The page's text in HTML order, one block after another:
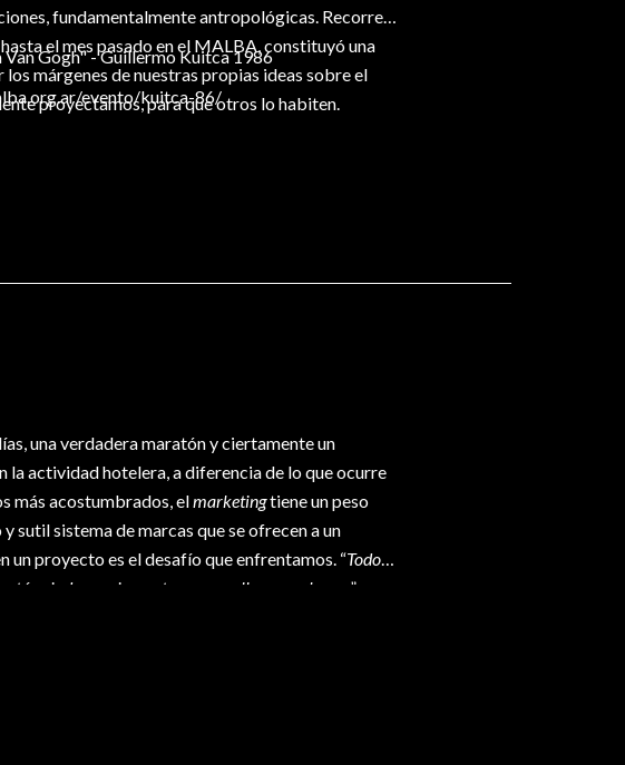
fundamentalmente antropológicas. Recorrer
el mes pasado en el MALBA, constituyó una
márgenes de nuestras propias ideas sobre el
proyectamos, para que otros lo habiten.
Gogh" - Guillermo Kuitca 1986
evento/kuitca-86/
una verdadera maratón y ciertamente un
la actividad hotelera, a diferencia de lo que ocurre
más acostumbrados, elmarketingtiene un peso
sutil sistema de marcas que se ofrecen a un
un proyecto es el desafío que enfrentamos. “Todo
guiado previamente por aquello que se busca ”,